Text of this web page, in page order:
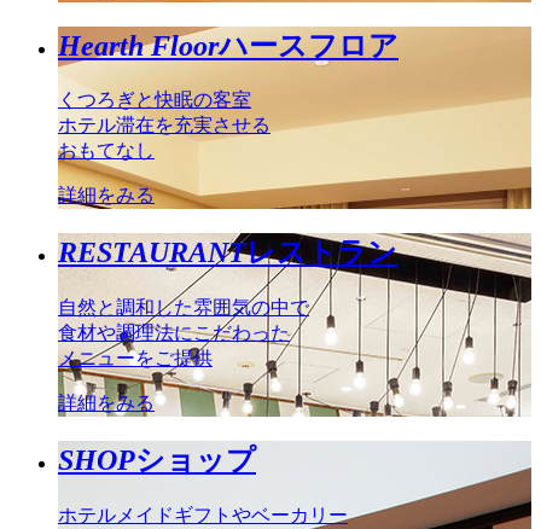
Hearth Floorハースフロア
くつろぎと快眠の客室
ホテル滞在を充実させる
おもてなし
詳細をみる
RESTAURANTレストラン
自然と調和した雰囲気の中で
食材や調理法にこだわった
メニューをご提供
詳細をみる
SHOPショップ
ホテルメイドギフトやベーカリー